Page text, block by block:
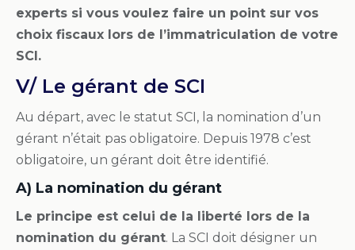
experts si vous voulez faire un point sur vos
choix fiscaux lors de l’immatriculation de votre
SCI.
V/ Le gérant de SCI
Au départ, avec le statut SCI, la nomination d’un
gérant n’était pas obligatoire. Depuis 1978 c’est
obligatoire, un gérant doit être identifié.
A) La nomination du gérant
Le principe est celui de la liberté lors de la
nomination du gérant. La SCI doit désigner un